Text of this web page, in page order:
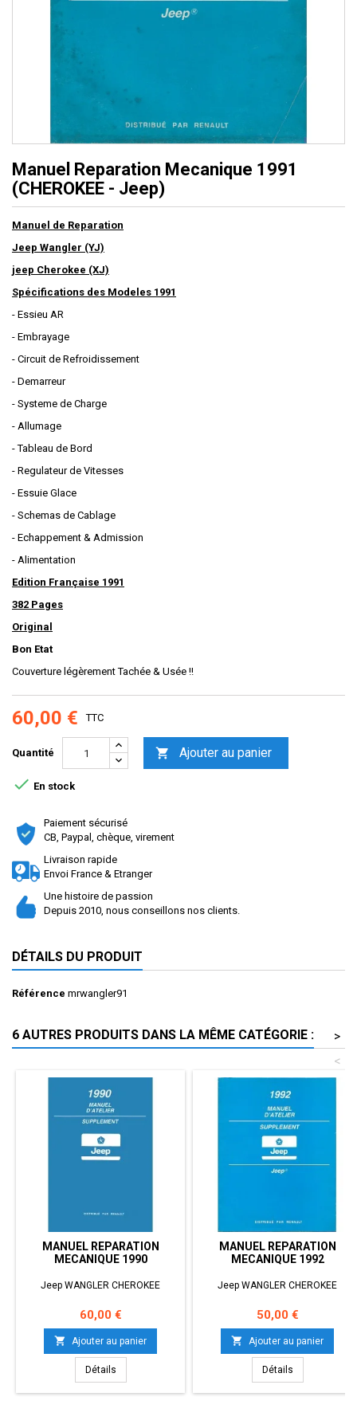
Manuel Reparation Mecanique 1991
(CHEROKEE - Jeep)
Manuel de Reparation
Jeep Wangler (YJ)
jeep Cherokee (XJ)
Spécifications des Modeles 1991
- Essieu AR
- Embrayage
- Circuit de Refroidissement
- Demarreur
- Systeme de Charge
- Allumage
- Tableau de Bord
- Regulateur de Vitesses
- Essuie Glace
- Schemas de Cablage
- Echappement & Admission
- Alimentation
Edition Française 1991
382 Pages
Original
Bon Etat
Couverture légèrement Tachée & Usée !!
60,00 € TTC
Quantité  Ajouter au panier
 En stock
Paiement sécurisé
CB, Paypal, chèque, virement
Livraison rapide
Envoi France & Etranger
Une histoire de passion
Depuis 2010, nous conseillons nos clients.
DÉTAILS DU PRODUIT
Référence mrwangler91
6 AUTRES PRODUITS DANS LA MÊME CATÉGORIE :
>
<
MANUEL REPARATION
MECANIQUE 1990
Jeep WANGLER CHEROKEE
Prix
60,00 €
 Ajouter au panier
Détails
MANUEL REPARATION
MECANIQUE 1992
Jeep WANGLER CHEROKEE
Prix
50,00 €
 Ajouter au panier
Détails